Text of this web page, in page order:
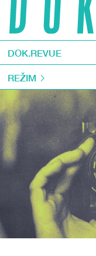
DOK.REVUE
REŽIM